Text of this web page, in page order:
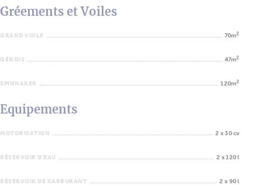
Gréements et Voiles
GRAND VOILE 70m2
GÉNOIS 47m2
SPINNAKER 120m2
Equipements
MOTORISATION 2 x 30 cv
RÉSERVOIR D'EAU 2 x 120 l
RÉSERVOIR DE CARBURANT 2 x 90 l